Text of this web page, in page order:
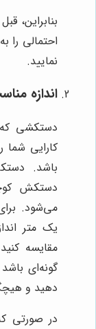
بنابراین،
احتمالی
نمایید.
اندازه
دستکشی
کارایی
باشد.
دستکش
می‌شود.
یک متر
مقایسه
گونه‌ای
دهید و
در صورتی